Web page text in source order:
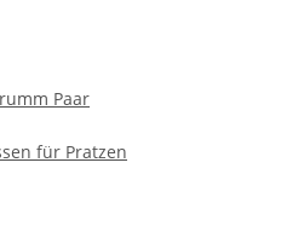
Paar